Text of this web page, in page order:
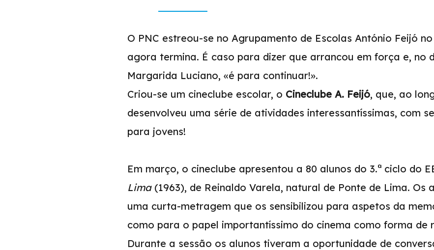
O PNC estreou-se no Agrupamento de Escolas António Feijó
agora termina. É caso para dizer que arrancou em força e, no
Margarida Luciano, «é para continuar!».
Criou-se um cineclube escolar, o Cineclube A. Feijó, que, ao
desenvolveu uma série de atividades interessantíssimas, com
para jovens!
Em março, o cineclube apresentou a 80 alunos do 3.ª ciclo do
Lima(1963), de Reinaldo Varela, natural de Ponte de Lima. Os
uma curta-metragem que os sensibilizou para aspetos da
como para o papel importantíssimo do cinema como forma de
Durante a sessão os alunos tiveram a oportunidade de